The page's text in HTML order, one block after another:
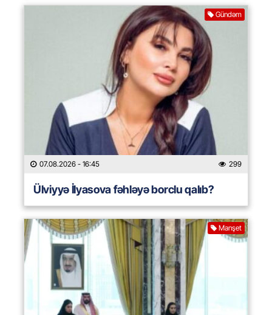
Gündəm
07.08.2026 - 16:45 299
Ülviyyə İlyasova fəhləyə borclu qalıb?
Manşet